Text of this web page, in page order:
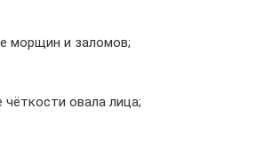
морщин и заломов;
овала лица;